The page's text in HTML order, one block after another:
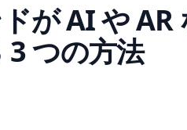
が AI や
つの方法